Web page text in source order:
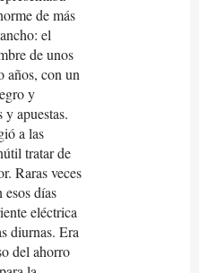
de más
el
de unos
años, con un
y
y apuestas.
a las
tratar de
Raras veces
días
eléctrica
diurnas. Era
del ahorro